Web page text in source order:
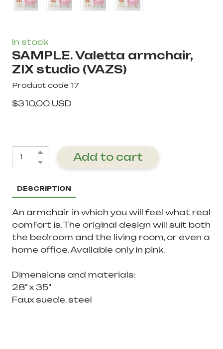
In stock
SAMPLE. Valetta armchair,
ZIX studio (VAZS)
Product code 17
$310,00 USD
Add to cart
DESCRIPTION
An armchair in which you will feel what real
comfort is. The original design will suit both
the bedroom and the living room, or even a
home office. Available only in pink.
Dimensions and materials:
28" x 35"
Faux suede, steel